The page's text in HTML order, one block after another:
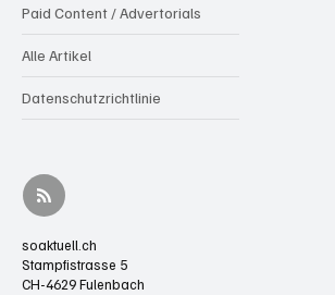
Paid Content / Advertorials
Alle Artikel
Datenschutzrichtlinie
soaktuell.ch
Stampfistrasse 5
CH-4629 Fulenbach